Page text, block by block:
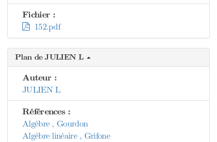
Fichier :
152.pdf
Plan de JULIEN L
Auteur :
JULIEN L
Références :
Algèbre , Gourdon
Algèbre linéaire , Grifone